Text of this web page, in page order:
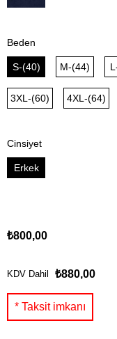
Beden
S-(40) M-(44)
3XL-(60) 4XL-(64)
Cinsiyet
Erkek
₺800,00
KDV Dahil ₺880,00